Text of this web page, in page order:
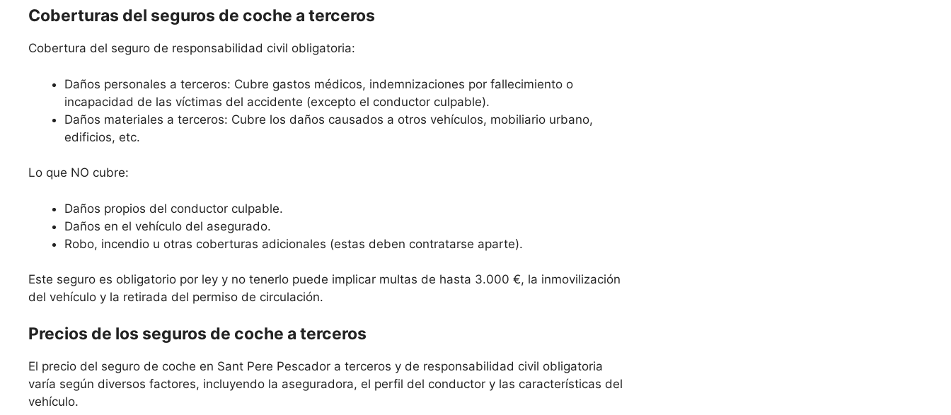
Coberturas del seguros de coche a terceros
Cobertura del seguro de responsabilidad civil obligatoria:
Daños personales a terceros: Cubre gastos médicos, indemnizaciones por fallecimiento o
incapacidad de las víctimas del accidente (excepto el conductor culpable).
Daños materiales a terceros: Cubre los daños causados a otros vehículos, mobiliario urbano,
edificios, etc.
Lo que NO cubre:
Daños propios del conductor culpable.
Daños en el vehículo del asegurado.
Robo, incendio u otras coberturas adicionales (estas deben contratarse aparte).
Este seguro es obligatorio por ley y no tenerlo puede implicar multas de hasta 3.000 €, la inmovilización
del vehículo y la retirada del permiso de circulación.
Precios de los seguros de coche a terceros
El precio del seguro de coche en Sant Pere Pescador a terceros y de responsabilidad civil obligatoria
varía según diversos factores, incluyendo la aseguradora, el perfil del conductor y las características del
vehículo.